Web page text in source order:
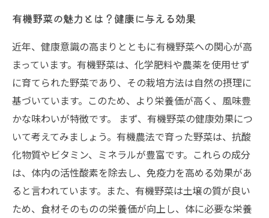
有機野菜の魅力とは？健康に与える効果
近年、健康意識の高まりとともに有機野菜への関心が高
まっています。有機野菜は、化学肥料や農薬を使用せず
に育てられた野菜であり、その栽培方法は自然の摂理に
基づいています。このため、より栄養価が高く、風味豊
かな味わいが特徴です。 まず、有機野菜の健康効果につ
いて考えてみましょう。有機農法で育った野菜は、抗酸
化物質やビタミン、ミネラルが豊富です。これらの成分
は、体内の活性酸素を除去し、免疫力を高める効果があ
ると言われています。また、有機野菜は土壌の質が良い
ため、食材そのものの栄養価が向上し、体に必要な栄養